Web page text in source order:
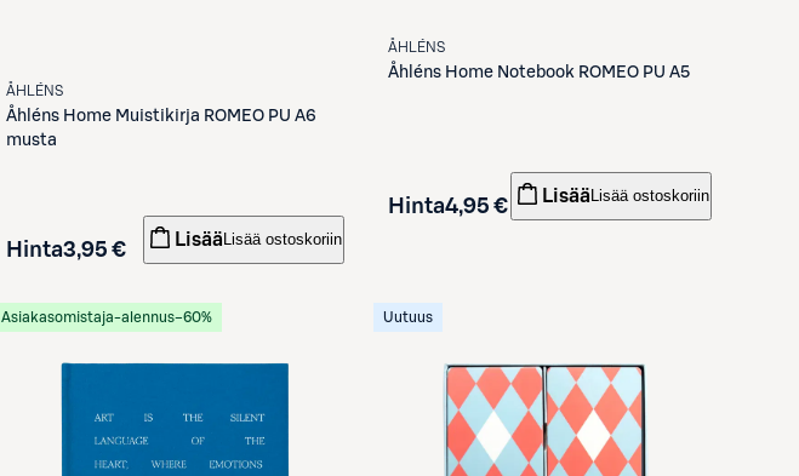
ÅHLÉNS
Åhléns Home Muistikirja ROMEO PU A6
musta
Hinta3,95 € Lisää Lisää ostoskoriin
ÅHLÉNS
Åhléns Home Notebook ROMEO PU A5
Hinta4,95 € Lisää Lisää ostoskoriin
Asiakasomistaja-alennus−60% Uutuus